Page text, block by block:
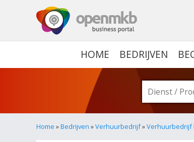
HOME BEDRIJVEN
Home »Bedrijven »Verhuurbedrijf»Verhuurbedrijf